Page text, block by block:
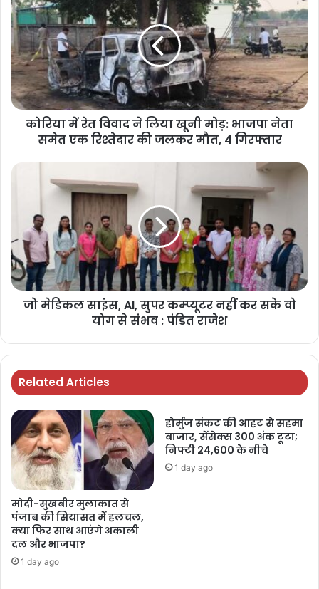
कोरिया में रेत विवाद ने लिया खूनी मोड़: भाजपा नेता
समेत एक रिश्तेदार की जलकर मौत, 4 गिरफ्तार
जो मेडिकल साइंस, AI, सुपर कम्प्यूटर नहीं कर सके वो
योग से संभव : पंडित राजेश
Related Articles
मोदी-सुखबीर मुलाकात से
पंजाब की सियासत में हलचल,
क्या फिर साथ आएंगे अकाली
दल और भाजपा?
1 day ago
होर्मुज संकट की आहट से सहमा
बाजार, सेंसेक्स 300 अंक टूटा;
निफ्टी 24,600 के नीचे
1 day ago